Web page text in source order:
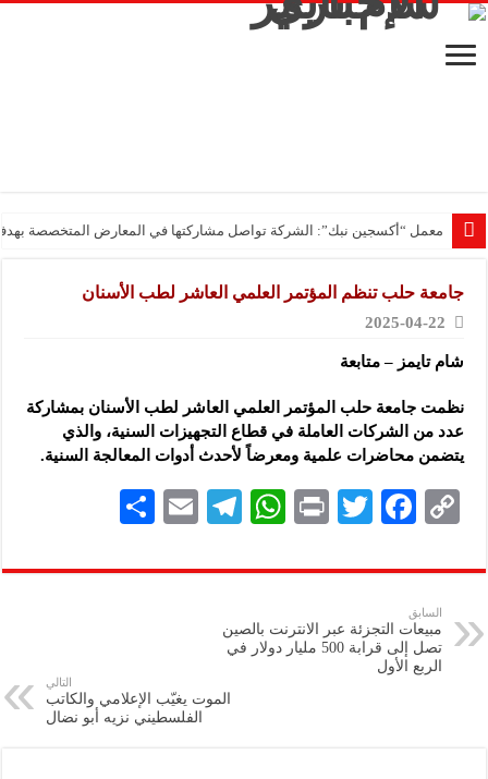
معمل “أكسجين نبك”: الشركة تواصل مشاركتها في المعارض المتخصصة بهدف
جامعة حلب تنظم المؤتمر العلمي العاشر لطب الأسنان
2025-04-22
شام تايمز – متابعة
نظمت جامعة حلب المؤتمر العلمي العاشر لطب الأسنان بمشاركة
عدد من الشركات العاملة في قطاع التجهيزات السنية، والذي
يتضمن محاضرات علمية ومعرضاً لأحدث أدوات المعالجة السنية.
C
p
y
Li
n
F
eb
k
T
tt
P
nt
W
at
A
Te
gr
E
ai
ar
السابق
مبيعات التجزئة عبر الانترنت بالصين
تصل إلى قرابة 500 مليار دولار في
الربع الأول
التالي
الموت يغيّب الإعلامي والكاتب
الفلسطيني نزيه أبو نضال